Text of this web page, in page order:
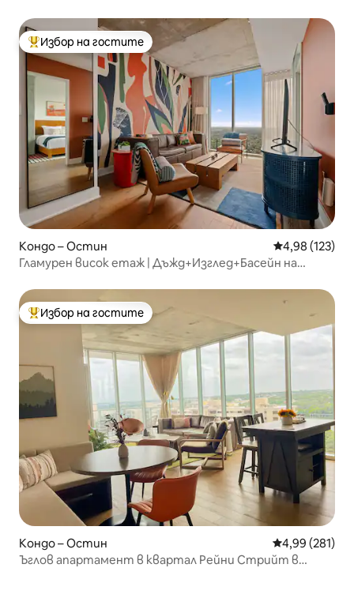
Най-популярен избор на гостите
Избор на гостите
Кондо – Остин Средна
4,98 (123)
Гламурен висок етаж | Дъжд+Изглед+Басейн на
Най-популярен избор на гостите
Избор на гостите
Кондо – Остин Средна
4,99 (281)
Ъглов апартамент в квартал Рейни Стрийт в